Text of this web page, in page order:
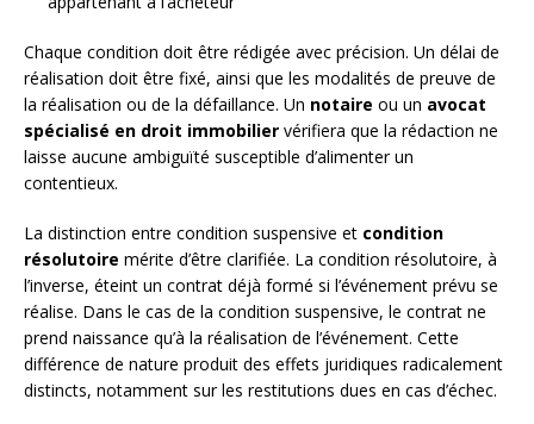
Chaque condition doit être rédigée avec précision. Un délai de
réalisation doit être fixé, ainsi que les modalités de preuve de
la réalisation ou de la défaillance. Un notaire ou un avocat
spécialisé en droit immobilier vérifiera que la rédaction ne
laisse aucune ambiguïté susceptible d’alimenter un
contentieux.
La distinction entre condition suspensive et condition
résolutoire mérite d’être clarifiée. La condition résolutoire, à
l’inverse, éteint un contrat déjà formé si l’événement prévu se
réalise. Dans le cas de la condition suspensive, le contrat ne
prend naissance qu’à la réalisation de l’événement. Cette
différence de nature produit des effets juridiques radicalement
distincts, notamment sur les restitutions dues en cas d’échec.